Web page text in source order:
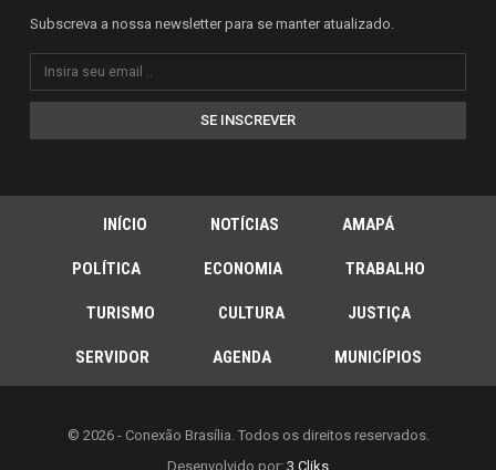
Subscreva a nossa newsletter para se manter atualizado.
SE INSCREVER
INÍCIO NOTÍCIAS AMAPÁ
POLÍTICA ECONOMIA TRABALHO
TURISMO CULTURA JUSTIÇA
SERVIDOR AGENDA MUNICÍPIOS
© 2026 - Conexão Brasília. Todos os direitos reservados.
Desenvolvido por: 3 Cliks